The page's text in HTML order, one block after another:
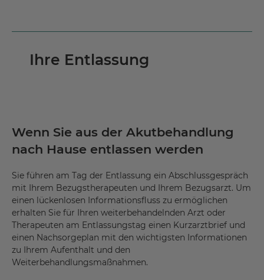
Ihre Entlassung
Wenn Sie aus der Akutbehandlung
nach Hause entlassen werden
Sie führen am Tag der Entlassung ein Abschlussgespräch
mit Ihrem Bezugstherapeuten und Ihrem Bezugsarzt. Um
einen lückenlosen Informationsfluss zu ermöglichen
erhalten Sie für Ihren weiterbehandelnden Arzt oder
Therapeuten am Entlassungstag einen Kurzarztbrief und
einen Nachsorgeplan mit den wichtigsten Informationen
zu Ihrem Aufenthalt und den
Weiterbehandlungsmaßnahmen.